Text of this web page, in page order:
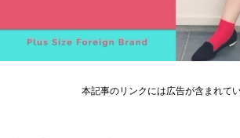
本記事のリンクには広告が含まれてい